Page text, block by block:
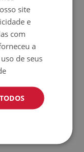
de 9 peças
com adesivo
site
e
com
a
de seus